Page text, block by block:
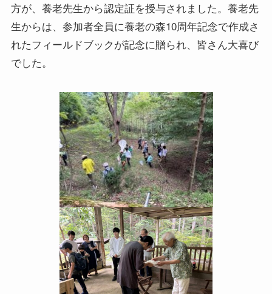
方が、養老先生から認定証を授与されました。養老先
生からは、参加者全員に養老の森10周年記念で作成さ
れたフィールドブックが記念に贈られ、皆さん大喜び
でした。